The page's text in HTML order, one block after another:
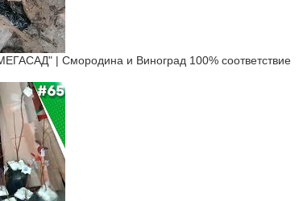
| Смородина и Виноград 100% соответствие